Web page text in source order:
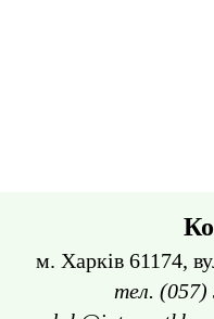
м. Харків 61174,
тел. (057)